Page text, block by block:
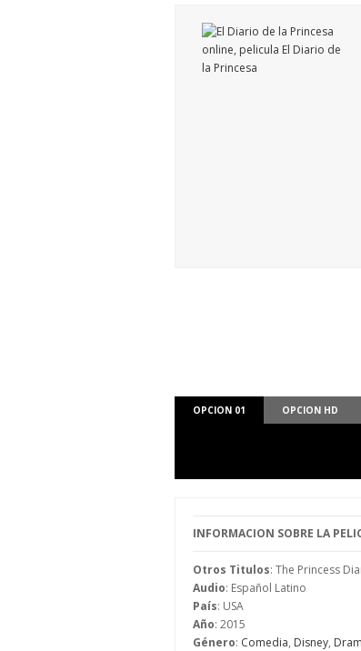
OPCION 01 OPCION HD
INFORMACION SOBRE LA
Otros Titulos: The Princess
Audio: Español Latino
País: USA
Año: 2015
Género: Comedia, Disney,